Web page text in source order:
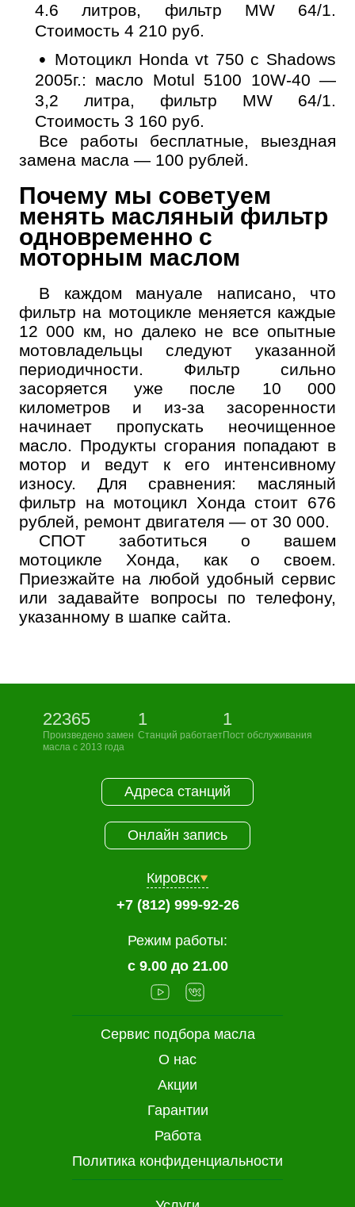
4.6 литров, фильтр MW 64/1.
Стоимость 4 210 руб.
Мотоцикл Honda vt 750 c Shadows
2005г.: масло Motul 5100 10W-40 —
3,2 литра, фильтр MW 64/1.
Стоимость 3 160 руб.
Все работы бесплатные, выездная
замена масла — 100 рублей.
Почему мы советуем
менять масляный фильтр
одновременно с
моторным маслом
В каждом мануале написано, что
фильтр на мотоцикле меняется каждые
12 000 км, но далеко не все опытные
мотовладельцы следуют указанной
периодичности. Фильтр сильно
засоряется уже после 10 000
километров и из-за засоренности
начинает пропускать неочищенное
масло. Продукты сгорания попадают в
мотор и ведут к его интенсивному
износу. Для сравнения: масляный
фильтр на мотоцикл Хонда стоит 676
рублей, ремонт двигателя — от 30 000.
СПОТ заботиться о вашем
мотоцикле Хонда, как о своем.
Приезжайте на любой удобный сервис
или задавайте вопросы по телефону,
указанному в шапке сайта.
22365
Произведено замен
масла с 2013 года
1
Станций работает
1
Пост обслуживания
Сервис подбора масла
О нас
Акции
Гарантии
Работа
Политика конфиденциальности
Адреса станций
Онлайн запись
Кировск
+7 (812) 999-92-26
Режим работы:
с 9.00 до 21.00